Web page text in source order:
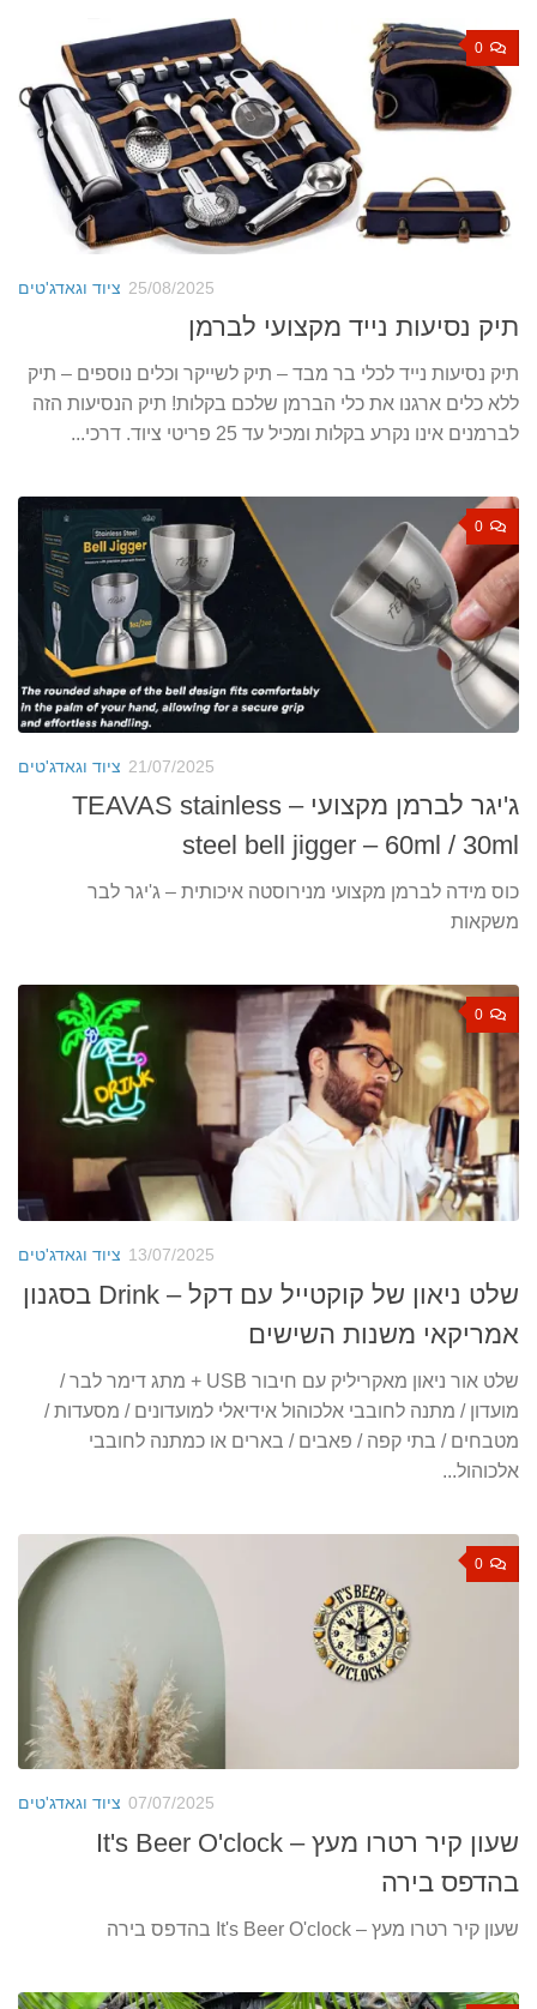
0
ציוד וגאדג'טים 25/08/2025
תיק נסיעות נייד מקצועי לברמן
תיק נסיעות נייד לכלי בר מבד – תיק לשייקר וכלים נוספים – תיק
ללא כלים ארגנו את כלי הברמן שלכם בקלות! תיק הנסיעות הזה
לברמנים אינו נקרע בקלות ומכיל עד 25 פריטי ציוד. דרכי...
0
ציוד וגאדג'טים 21/07/2025
ג'יגר לברמן מקצועי – TEAVAS stainless
steel bell jigger – 60ml / 30ml
כוס מידה לברמן מקצועי מנירוסטה איכותית – ג'יגר לבר
משקאות
0
ציוד וגאדג'טים 13/07/2025
שלט ניאון של קוקטייל עם דקל – Drink בסגנון
אמריקאי משנות השישים
שלט אור ניאון מאקריליק עם חיבור USB + מתג דימר לבר /
מועדון / מתנה לחובבי אלכוהול אידיאלי למועדונים / מסעדות /
מטבחים / בתי קפה / פאבים / בארים או כמתנה לחובבי
אלכוהול...
0
ציוד וגאדג'טים 07/07/2025
שעון קיר רטרו מעץ – It's Beer O'clock
בהדפס בירה
שעון קיר רטרו מעץ – It's Beer O'clock בהדפס בירה